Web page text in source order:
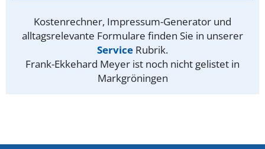
Kostenrechner, Impressum-Generator und
alltagsrelevante Formulare finden Sie in unserer
Service Rubrik.
Frank-Ekkehard Meyer ist noch nicht gelistet in
Markgröningen